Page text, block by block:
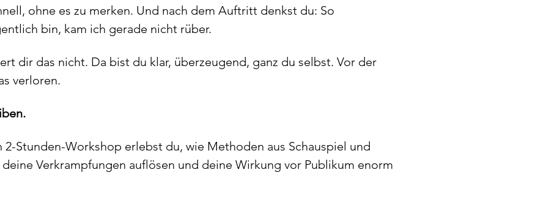
ohne es zu merken. Und nach dem Auftritt denkst du: So
bin, kam ich gerade nicht rüber.
dir das nicht. Da bist du klar, überzeugend, ganz du selbst. Vor der
verloren.
2-Stunden-Workshop erlebst du, wie Methoden aus Schauspiel und
Verkrampfungen auflösen und deine Wirkung vor Publikum enorm